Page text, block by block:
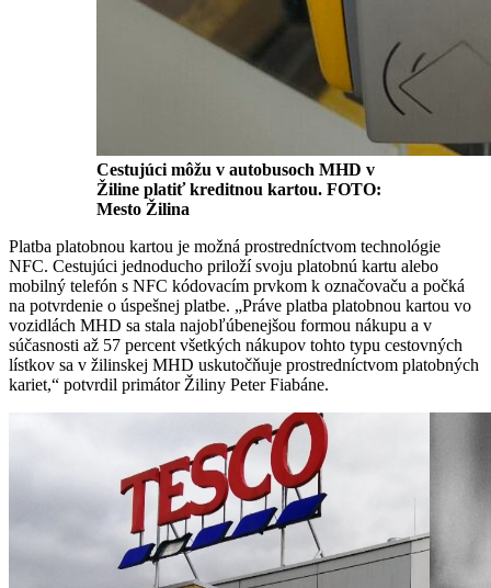
Cestujúci môžu v autobusoch MHD v
Žiline platiť kreditnou kartou. FOTO:
Mesto Žilina
Platba platobnou kartou je možná prostredníctvom technológie
NFC. Cestujúci jednoducho priloží svoju platobnú kartu alebo
mobilný telefón s NFC kódovacím prvkom k označovaču a počká
na potvrdenie o úspešnej platbe. „Práve platba platobnou kartou vo
vozidlách MHD sa stala najobľúbenejšou formou nákupu a v
súčasnosti až 57 percent všetkých nákupov tohto typu cestovných
lístkov sa v žilinskej MHD uskutočňuje prostredníctvom platobných
kariet,“ potvrdil primátor Žiliny Peter Fiabáne.